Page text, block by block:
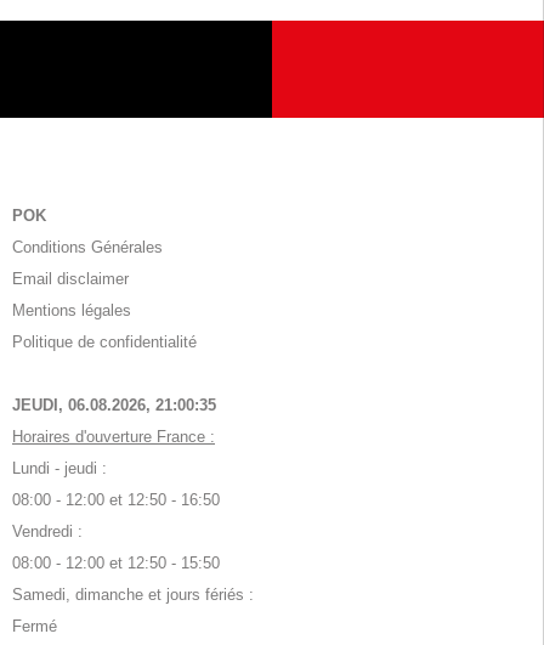
POK
Conditions Générales
Email disclaimer
Mentions légales
Politique de confidentialité
JEUDI, 06.08.2026, 21:00:36
Horaires d'ouverture France :
Lundi - jeudi :
08:00 - 12:00 et 12:50 - 16:50
Vendredi :
08:00 - 12:00 et 12:50 - 15:50
Samedi, dimanche et jours fériés :
Fermé